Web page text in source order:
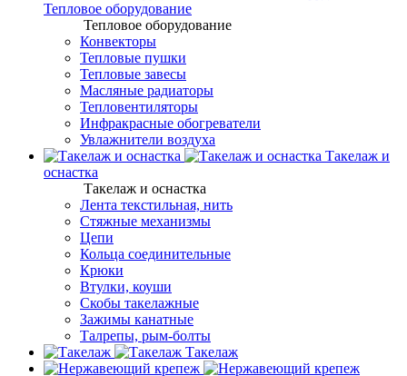
Тепловое оборудование
Тепловое оборудование
Конвекторы
Тепловые пушки
Тепловые завесы
Масляные радиаторы
Тепловентиляторы
Инфракрасные обогреватели
Увлажнители воздуха
Такелаж и
оснастка
Такелаж и оснастка
Лента текстильная, нить
Стяжные механизмы
Цепи
Кольца соединительные
Крюки
Втулки, коуши
Скобы такелажные
Зажимы канатные
Талрепы, рым-болты
Такелаж